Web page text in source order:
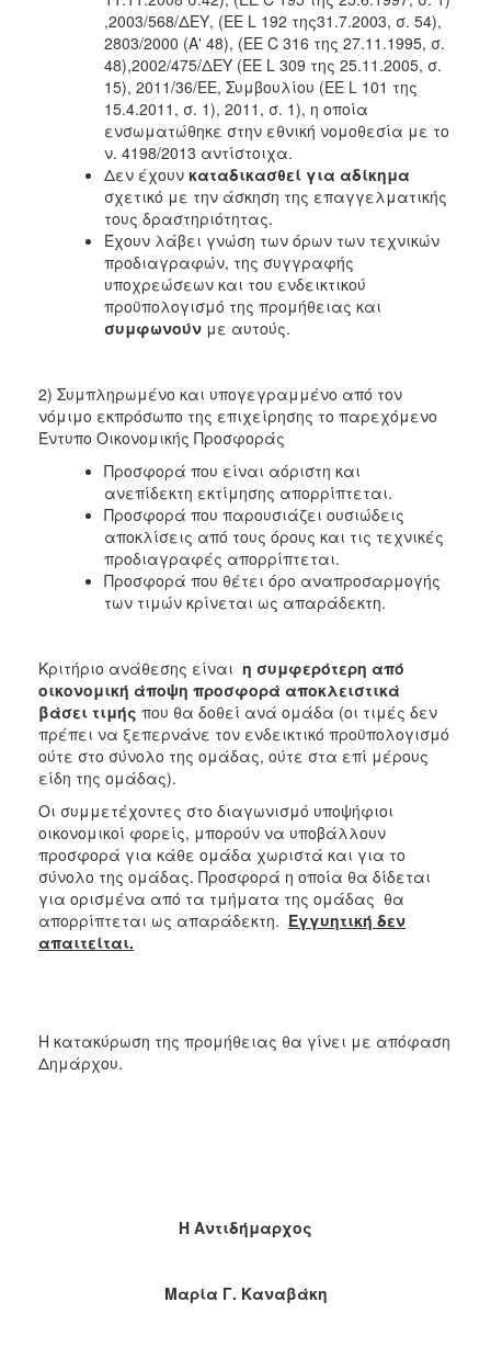
,2003/568/ΔΕΥ, (ΕΕ L 192 της31.7.2003, σ. 54),
2803/2000 (Α' 48), (ΕΕ C 316 της 27.11.1995, σ.
48),2002/475/ΔΕΥ (ΕΕ L 309 της 25.11.2005, σ.
15), 2011/36/ΕΕ, Συμβουλίου (ΕΕ L 101 της
15.4.2011, σ. 1), 2011, σ. 1), η οποία
ενσωματώθηκε στην εθνική νομοθεσία με το
ν. 4198/2013 αντίστοιχα.
Δεν έχουν καταδικασθεί για αδίκημα
σχετικό με την άσκηση της επαγγελματικής
τους δραστηριότητας.
Έχουν λάβει γνώση των όρων των τεχνικών
προδιαγραφών, της συγγραφής
υποχρεώσεων και του ενδεικτικού
προϋπολογισμό της προμήθειας και
συμφωνούν με αυτούς.
2) Συμπληρωμένο και υπογεγραμμένο από τον
νόμιμο εκπρόσωπο της επιχείρησης το παρεχόμενο
Έντυπο Οικονομικής Προσφοράς
Προσφορά που είναι αόριστη και
ανεπίδεκτη εκτίμησης απορρίπτεται.
Προσφορά που παρουσιάζει ουσιώδεις
αποκλίσεις από τους όρους και τις τεχνικές
προδιαγραφές απορρίπτεται.
Προσφορά που θέτει όρο αναπροσαρμογής
των τιμών κρίνεται ως απαράδεκτη.
Κριτήριο ανάθεσης είναι η συμφερότερη από
οικονομική άποψη προσφορά αποκλειστικά
βάσει τιμής που θα δοθεί ανά ομάδα (οι τιμές δεν
πρέπει να ξεπερνάνε τον ενδεικτικό προϋπολογισμό
ούτε στο σύνολο της ομάδας, ούτε στα επί μέρους
είδη της ομάδας).
Οι συμμετέχοντες στο διαγωνισμό υποψήφιοι
οικονομικοί φορείς, μπορούν να υποβάλλουν
προσφορά για κάθε ομάδα χωριστά και για το
σύνολο της ομάδας. Προσφορά η οποία θα δίδεται
για ορισμένα από τα τμήματα της ομάδας θα
απορρίπτεται ως απαράδεκτη. Εγγυητική δεν
απαιτείται.
Η κατακύρωση της προμήθειας θα γίνει με απόφαση
Δημάρχου.
Η Αντιδήμαρχος
Μαρία Γ. Καναβάκη